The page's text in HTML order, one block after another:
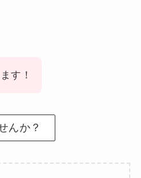
す！
んか？